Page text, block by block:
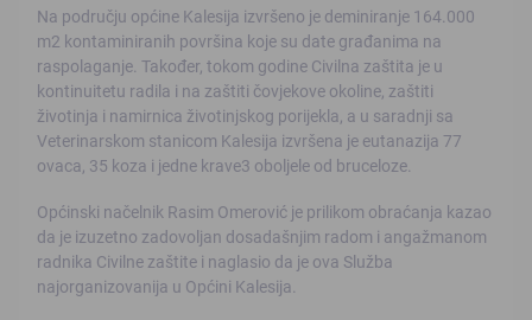
Na području općine Kalesija izvršeno je deminiranje 164.000
m2 kontaminiranih površina koje su date građanima na
raspolaganje. Također, tokom godine Civilna zaštita je u
kontinuitetu radila i na zaštiti čovjekove okoline, zaštiti
životinja i namirnica životinjskog porijekla, a u saradnji sa
Veterinarskom stanicom Kalesija izvršena je eutanazija 77
ovaca, 35 koza i jedne krave3 oboljele od bruceloze.
Općinski načelnik Rasim Omerović je prilikom obraćanja kazao
da je izuzetno zadovoljan dosadašnjim radom i angažmanom
radnika Civilne zaštite i naglasio da je ova Služba
najorganizovanija u Općini Kalesija.